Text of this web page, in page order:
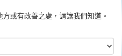
或有改善之處，請讓我們知道。